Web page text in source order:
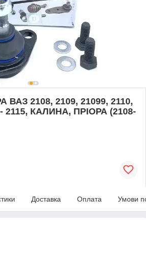
2108, 2109, 21099, 2110,
- 2115, КАЛИНА, ПРІОРА (2108-
Доставка Оплата Умови